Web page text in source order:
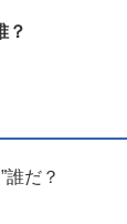
？
誰だ？